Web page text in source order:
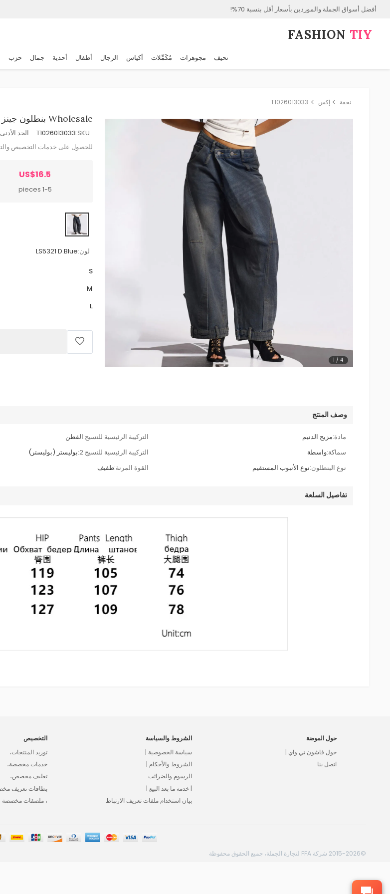
أفضل أسواق الجملة والموردين بأسعار أقل بنسبة 70%!
FASHION⁠ TIY
نحيف مجوهرات مُكَمِّلات أكياس الرجال أطفال أحذية جمال حزب
نحفة إكس T1026013033
1 /4
Wholesale بنطلون جينز نسائي عصري كاجوال بتصميم ريترو غير متماثل واسع الساقين
SKU:
T1026013033 الحد
للحصول على خدمات التخصيص
US$16.5
1-5 pieces
لون:LS5321 D.Blue
S
M
L
وصف المنتج
مادة:مزيج الدنيم التركيبة الرئيسية للنسيج:القطن
سماكة:واسطة التركيبة الرئيسية للنسيج 2: بوليستر (بوليستر)
نوع البنطلون:نوع الأنبوب المستقيم القوة المرنة:طفيف
تفاصيل السلعة
حول الموضة
حول فاشون تي واي |
اتصل بنا
الشروط والسياسة
سياسة الخصوصية |
الشروط والأحكام |
الرسوم والضرائب
| خدمة ما بعد البيع |
بيان استخدام ملفات تعريف الارتباط
التخصيص
توريد المنتجات،
خدمات مخصصة،
تغليف مخصص،
بطاقات تعريف
، ملصقات مخصصة
©2015-2026 شركة FFA لتجارة الجملة، جميع الحقوق محفوظة